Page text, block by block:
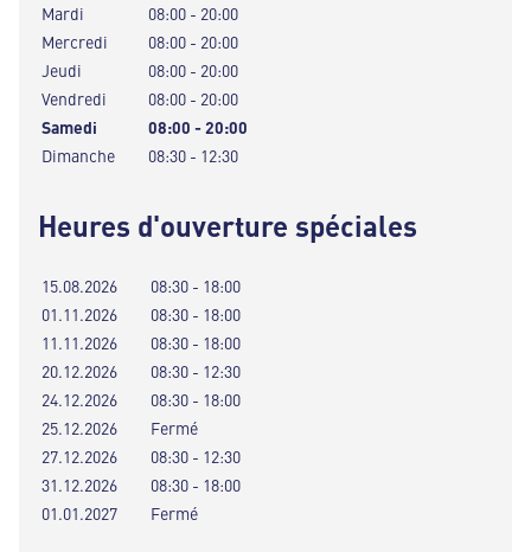
Mardi
08:00 - 20:00
Mercredi
08:00 - 20:00
Jeudi
08:00 - 20:00
Vendredi
08:00 - 20:00
Samedi
08:00 - 20:00
Dimanche
08:30 - 12:30
Heures d'ouverture spéciales
15.08.2026
08:30 - 18:00
01.11.2026
08:30 - 18:00
11.11.2026
08:30 - 18:00
20.12.2026
08:30 - 12:30
24.12.2026
08:30 - 18:00
25.12.2026
Fermé
27.12.2026
08:30 - 12:30
31.12.2026
08:30 - 18:00
01.01.2027
Fermé